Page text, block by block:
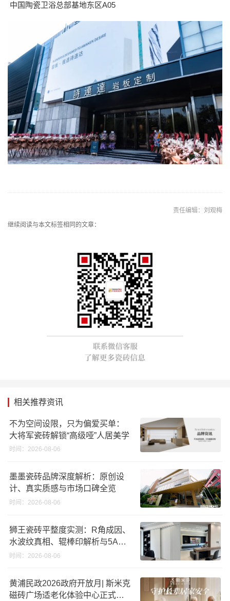
中国陶瓷卫浴总部基地东区A05
责任编辑：刘观梅
继续阅读与本文标签相同的文章：
相关推荐资讯
不为空间设限，只为偏爱买单：
大将军瓷砖解锁“高级哑”人居美学
时间：2026-08-06
墨墨瓷砖品牌深度解析：原创设
计、真实质感与市场口碑全览
时间：2026-08-06
狮王瓷砖平整度实测：R角成因、
水波纹真相、辊棒印解析与5A标
准选购指南
时间：2026-08-06
黄浦民政2026政府开放月| 斯米克
磁砖广场适老化体验中心正式亮